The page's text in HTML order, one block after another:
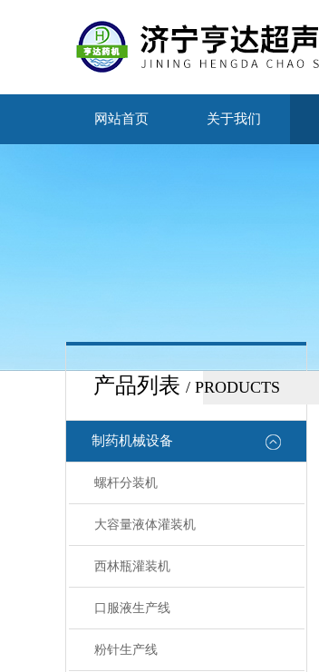
网站首页 关于我们
产品列表 / PRODUCTS
制药机械设备
螺杆分装机
大容量液体灌装机
西林瓶灌装机
口服液生产线
粉针生产线